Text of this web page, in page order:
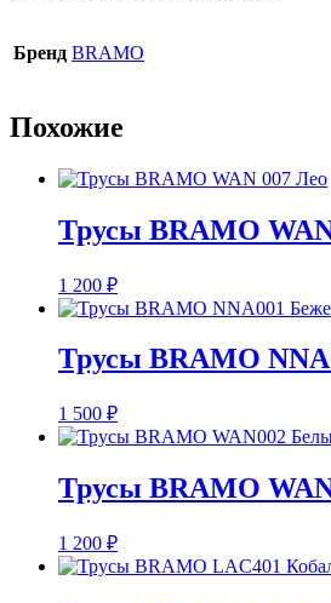
Бренд BRAMO
Похожие
Трусы BRAMO
1 200 ₽
Трусы BRAMO
1 500 ₽
Трусы BRAMO
1 200 ₽